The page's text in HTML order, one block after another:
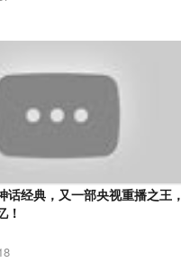
话经典，又一部央视重播之王，
！